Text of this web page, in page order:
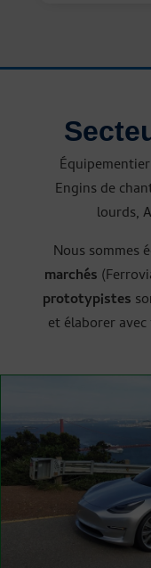
Engins de
lourds,
Nous sommes
marchés
prototypistes
et élaborer